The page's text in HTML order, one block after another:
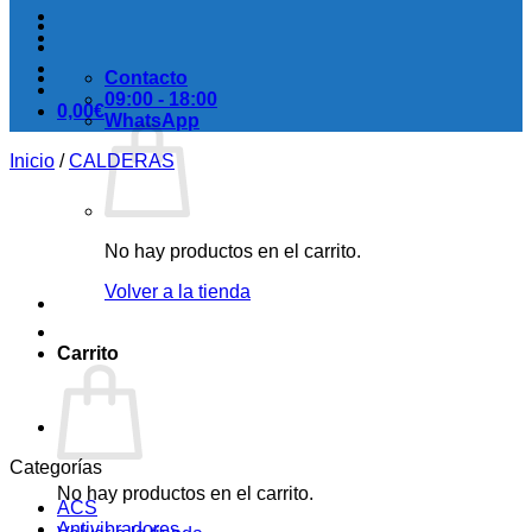
0,00€
No hay productos en el carrito.
Volver a la tienda
Carrito
No hay productos en el carrito.
Contacto
09:00 - 18:00
WhatsApp
Inicio / CALDERAS
Categorías
ACS